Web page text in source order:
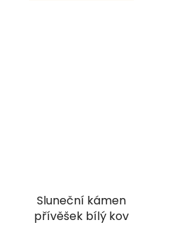
Sluneční kámen
přívěšek bílý kov